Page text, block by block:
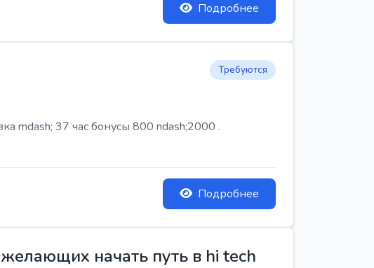
Подробнее
Требуются
mdash; 37 час бонусы 800 ndash;2000 .
Подробнее
начать путь в hi tech